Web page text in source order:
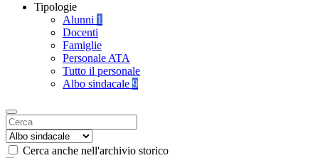
Tipologie
Alunni 1
Docenti
Famiglie
Personale ATA
Tutto il personale
Albo sindacale 9
Cerca anche nell'archivio storico